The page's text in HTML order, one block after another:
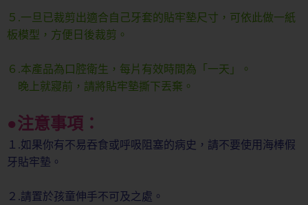
５.一旦已裁剪出適合自己牙套的貼牢墊尺寸，可依此做一紙
板模型，方便日後裁剪。
６.本產品為口腔衛生，每片有效時間為「一天」。
晚上就寢前，請將貼牢墊撕下丟棄。
●注意事項：
１.如果你有不易吞食或呼吸阻塞的病史，請不要使用海棒假
牙貼牢墊。
２.請置於孩童伸手不可及之處。